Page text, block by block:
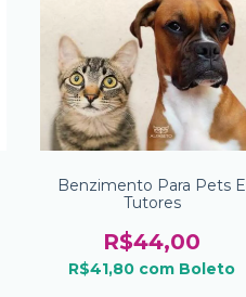
Benzimento Para Pets E
Tutores
R$44,00
R$41,80 com Boleto